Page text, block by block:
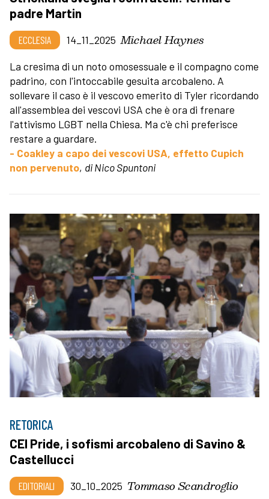
padre Martin
ECCLESIA 14_11_2025 Michael Haynes
La cresima di un noto omosessuale e il compagno come
padrino, con l'intoccabile gesuita arcobaleno. A
sollevare il caso è il vescovo emerito di Tyler ricordando
all'assemblea dei vescovi USA che è ora di frenare
l'attivismo LGBT nella Chiesa. Ma c'è chi preferisce
restare a guardare.
- Coakley a capo dei vescovi USA, effetto Cupich
non pervenuto, di Nico Spuntoni
RETORICA
CEI Pride, i sofismi arcobaleno di Savino &
Castellucci
EDITORIALI 30_10_2025 Tommaso Scandroglio